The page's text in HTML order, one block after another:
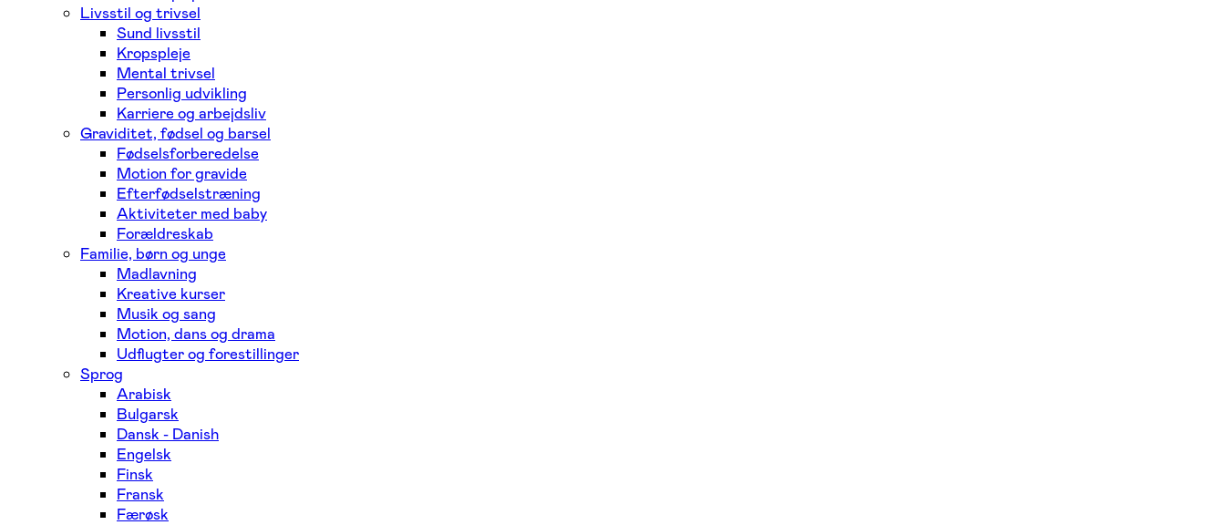
Livsstil og trivsel
Sund livsstil
Kropspleje
Mental trivsel
Personlig udvikling
Karriere og arbejdsliv
Graviditet, fødsel og barsel
Fødselsforberedelse
Motion for gravide
Efterfødselstræning
Aktiviteter med baby
Forældreskab
Familie, børn og unge
Madlavning
Kreative kurser
Musik og sang
Motion, dans og drama
Udflugter og forestillinger
Sprog
Arabisk
Bulgarsk
Dansk - Danish
Engelsk
Finsk
Fransk
Færøsk